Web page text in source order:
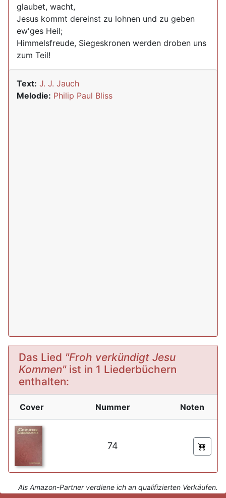
glaubet, wacht,
Jesus kommt dereinst zu lohnen und zu geben
ew'ges Heil;
Himmelsfreude, Siegeskronen werden droben uns
zum Teil!
Text: J. J. Jauch
Melodie: Philip Paul Bliss
Das Lied "Froh verkündigt Jesu
Kommen"ist in 1 Liederbüchern
enthalten:
Cover Nummer Noten
74
Als Amazon-Partner verdiene ich an qualifizierten Verkäufen.